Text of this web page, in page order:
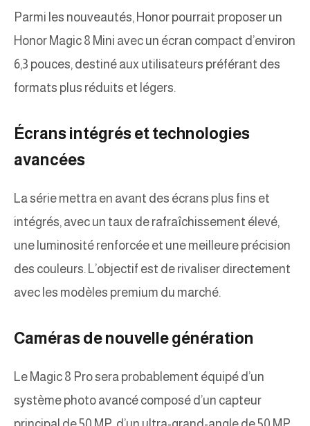
Parmi les nouveautés, Honor pourrait proposer un
Honor Magic 8 Mini avec un écran compact d’environ
6,3 pouces, destiné aux utilisateurs préférant des
formats plus réduits et légers.
Écrans intégrés et technologies
avancées
La série mettra en avant des écrans plus fins et
intégrés, avec un taux de rafraîchissement élevé,
une luminosité renforcée et une meilleure précision
des couleurs. L’objectif est de rivaliser directement
avec les modèles premium du marché.
Caméras de nouvelle génération
Le Magic 8 Pro sera probablement équipé d’un
système photo avancé composé d’un capteur